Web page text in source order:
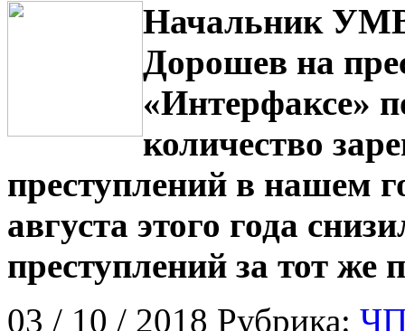
Начальник
Дорошев на
«Интерфаксе»
количество
преступлений в нашем
августа этого года
преступлений за тот же
03 / 10 / 2018 Рубрика: